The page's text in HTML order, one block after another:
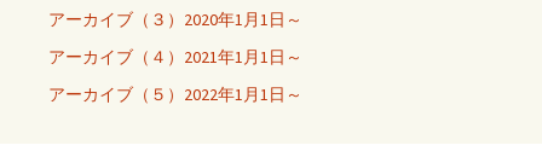
アーカイブ（３）2020年1月1日～
アーカイブ（４）2021年1月1日～
アーカイブ（５）2022年1月1日～